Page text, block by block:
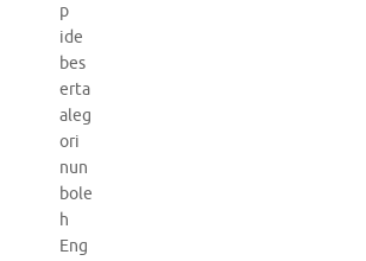
p
ide
bes
erta
aleg
ori
nun
bole
h
Eng